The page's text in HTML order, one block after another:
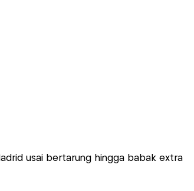
usai bertarung hingga babak extra